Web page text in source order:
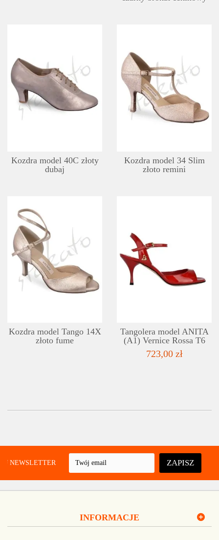
LISTA ŻYCZEŃ
SZCZEGÓŁY
Kozdra model 40C złoty
dubaj
Kozdra model 34 Slim
złoto remini
SZCZEGÓŁY
Kozdra model Tango 14X
złoto fume
Tangolera model ANITA
(A1) Vernice Rossa T6
723,00 zł
NEWSLETTER ZAPISZ
INFORMACJE